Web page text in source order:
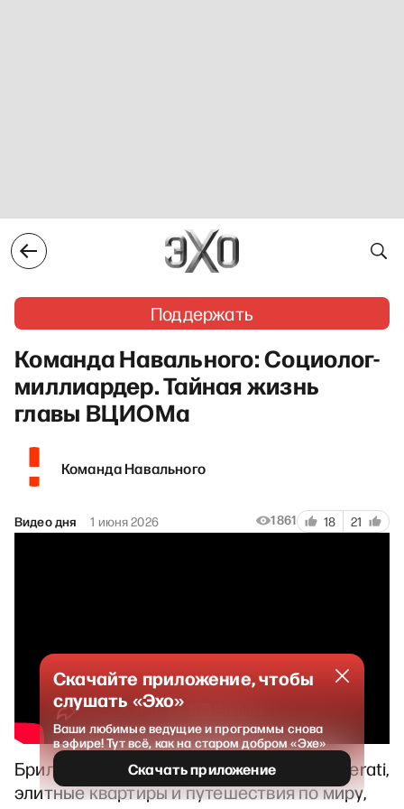
Поддержать
Команда Навального: Социолог-
миллиардер. Тайная жизнь
главы ВЦИОМа
Команда Навального
Видео дня 1 июня 2026 1861 18 21
Бриллианты и вечеринки, Porsche и Maserati,
элитные квартиры и путешествия по миру,
Скачайте приложение, чтобы
слушать «Эхо»
Ваши любимые ведущие и программы снова
в эфире! Тут всё, как на старом добром «Эхе»
Скачать приложение